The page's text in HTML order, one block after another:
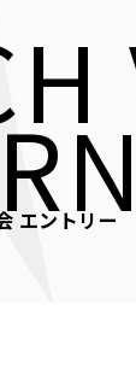
エントリー